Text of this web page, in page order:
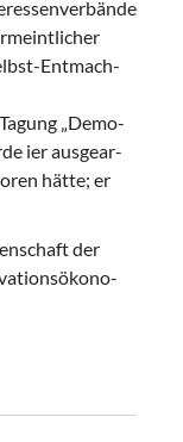
​Ent­mach­
„De­mo­
ier aus­ge­ar­
hätte; er
der